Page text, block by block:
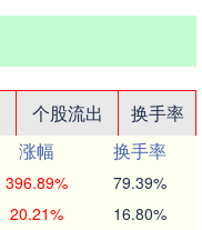
个股流出
换手率
涨幅
换手率
396.89% 79.39%
20.21% 16.80%